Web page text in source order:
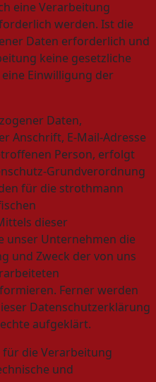
eine Verarbeitung
werden. Ist die
Daten erforderlich und
keine gesetzliche
Einwilligung der
Daten,
Anschrift, E-Mail-Adresse
Person, erfolgt
Grundverordnung
für die strothmann
dieser
unser Unternehmen die
und Zweck der von uns
Ferner werden
Datenschutzerklärung
aufgeklärt.
die Verarbeitung
und